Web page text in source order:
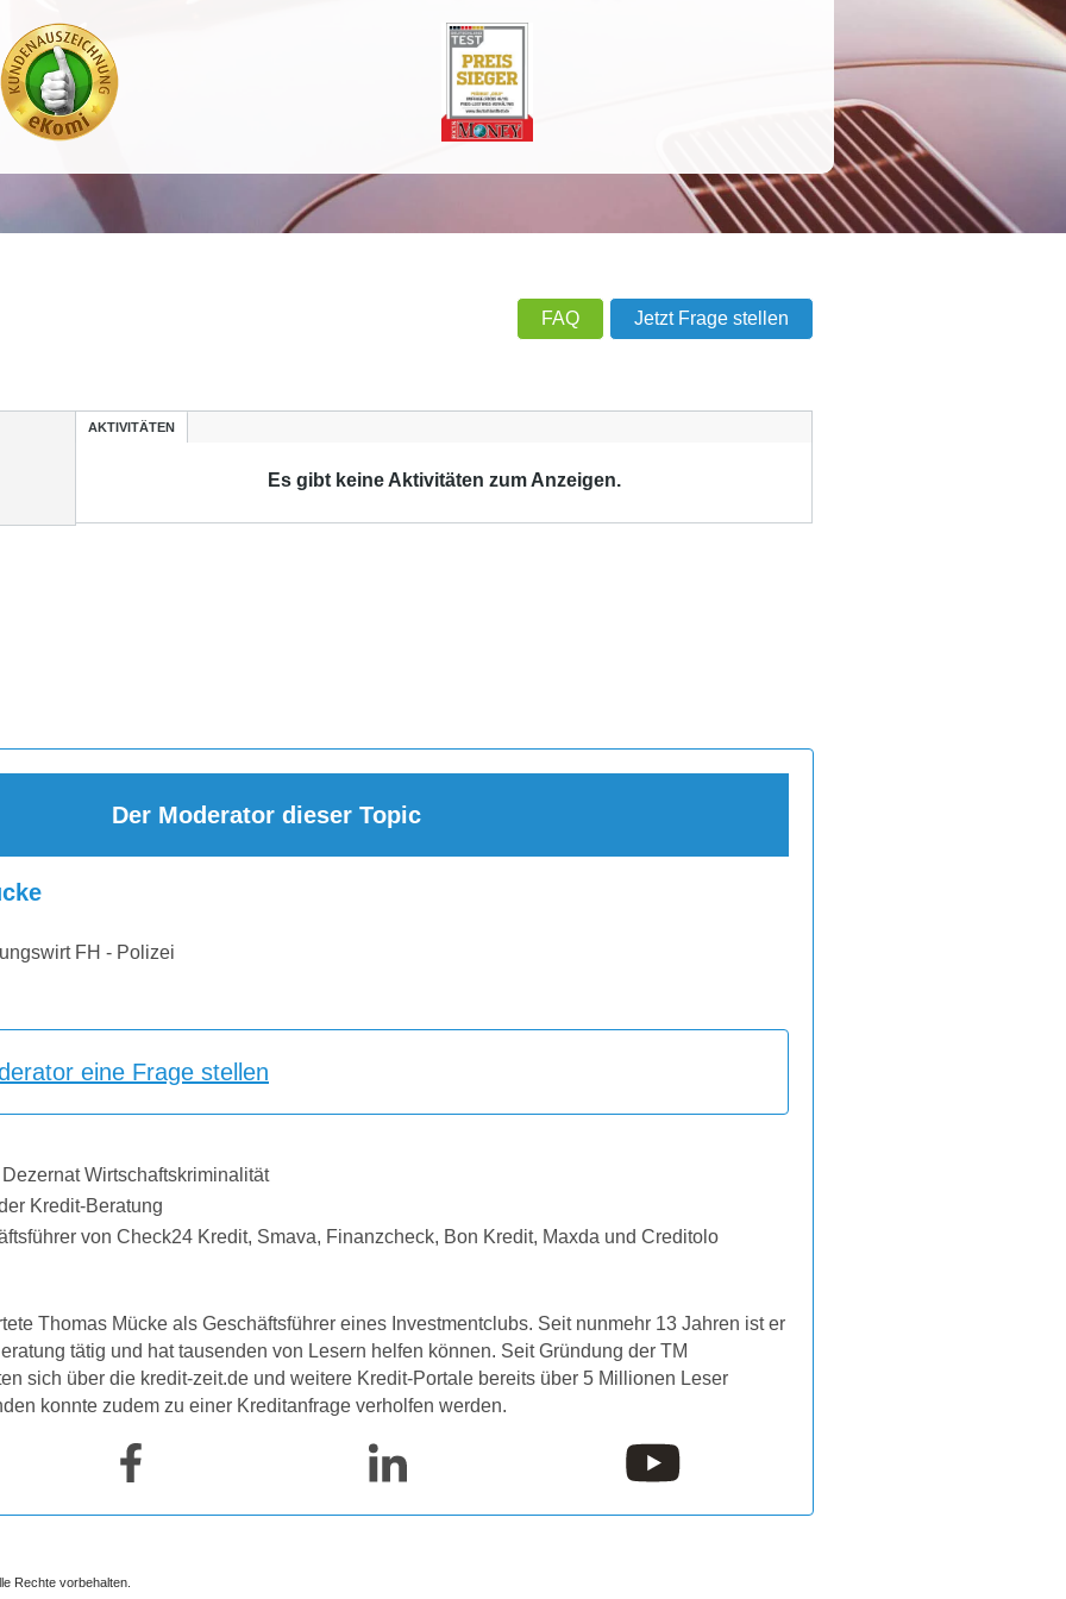
FAQ Jetzt Frage stellen
AKTIVITÄTEN
Es gibt keine Aktivitäten zum Anzeigen.
Der Moderator dieser Topic
FH - Polizei
eine Frage stellen
Wirtschaftskriminalität
Kredit-Beratung
von Check24 Kredit, Smava, Finanzcheck, Bon Kredit, Maxda und Creditolo
Thomas Mücke als Geschäftsführer eines Investmentclubs. Seit nunmehr 13 Jahren ist er
tätig und hat tausenden von Lesern helfen können. Seit Gründung der TM
sich über die kredit-zeit.de und weitere Kredit-Portale bereits über 5 Millionen Leser
konnte zudem zu einer Kreditanfrage verholfen werden.
Rechte vorbehalten.